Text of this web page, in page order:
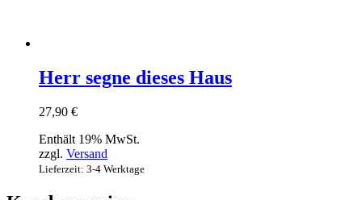
Herr segne dieses Haus
27,90 €
Enthält 19% MwSt.
zzgl. Versand
Lieferzeit: 3-4 Werktage